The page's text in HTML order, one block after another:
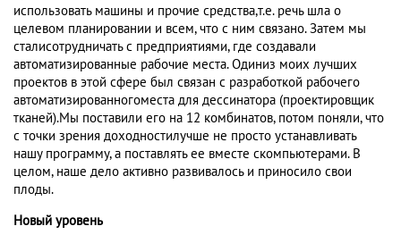
использовать машины и прочие средства,т.е. речь шла о
целевом планировании и всем, что с ним связано. Затем мы
сталисотрудничать с предприятиями, где создавали
автоматизированные рабочие места. Одиниз моих лучших
проектов в этой сфере был связан с разработкой рабочего
автоматизированногоместа для дессинатора (проектировщик
тканей).Мы поставили его на 12 комбинатов, потом поняли, что
с точки зрения доходностилучше не просто устанавливать
нашу программу, а поставлять ее вместе скомпьютерами. В
целом, наше дело активно развивалось и приносило свои
плоды.
Новый уровень